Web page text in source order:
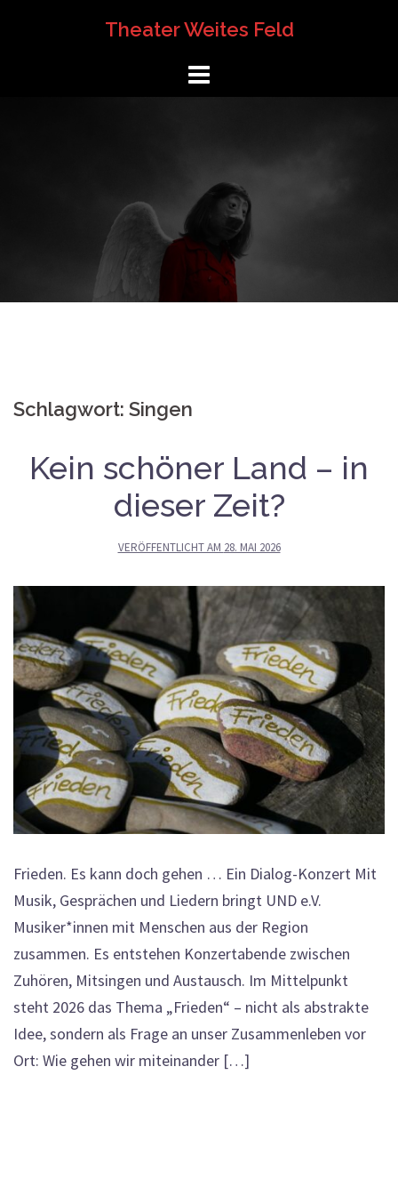
Theater Weites Feld
Schlagwort: Singen
Kein schöner Land – in
dieser Zeit?
VERÖFFENTLICHT AM 28. MAI 2026
Frieden. Es kann doch gehen … Ein Dialog-Konzert Mit
Musik, Gesprächen und Liedern bringt UND e.V.
Musiker*innen mit Menschen aus der Region
zusammen. Es entstehen Konzertabende zwischen
Zuhören, Mitsingen und Austausch. Im Mittelpunkt
steht 2026 das Thema „Frieden“ – nicht als abstrakte
Idee, sondern als Frage an unser Zusammenleben vor
Ort: Wie gehen wir miteinander […]